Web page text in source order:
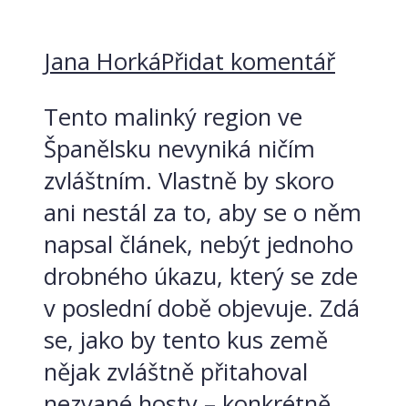
Jana HorkáPřidat komentář
Tento malinký region ve
Španělsku nevyniká ničím
zvláštním. Vlastně by skoro
ani nestál za to, aby se o něm
napsal článek, nebýt jednoho
drobného úkazu, který se zde
v poslední době objevuje. Zdá
se, jako by tento kus země
nějak zvláštně přitahoval